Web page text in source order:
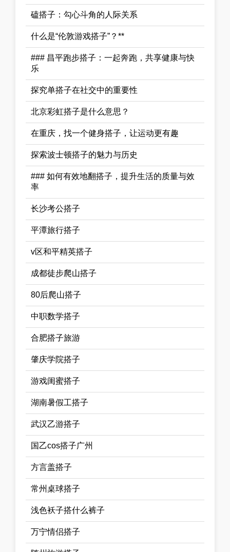
磕搭子：勾心斗角的人际关系
什么是“伦敦游戏搭子”？**
### 昌平跑步搭子：一起奔跑，共享健康与快
乐
探究单搭子在社交中的重要性
北京彩虹搭子是什么意思？
在重庆，找一个健身搭子，让运动更有趣
探索波士顿搭子的魅力与历史
### 如何有效地翻搭子，提升生活的质量与效
率
长沙考公搭子
平潭旅行搭子
v区和平精英搭子
成都徒步爬山搭子
80后爬山搭子
中职数学搭子
合肥搭子旅游
肇庆学院搭子
游戏闺蜜搭子
湖南暑假工搭子
武汉乙游搭子
国乙cos搭子广州
方言盖搭子
常州桌球搭子
浅色袄子搭什么裤子
万宁情侣搭子